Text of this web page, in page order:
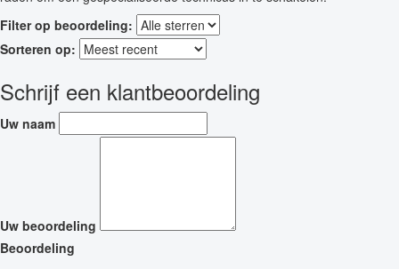
Filter op beoordeling:
Sorteren op:
Schrijf een klantbeoordeling
Uw naam
Uw beoordeling
Beoordeling